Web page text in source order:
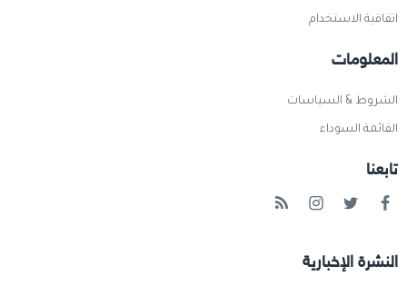
اتفاقية الاستخدام
المعلومات
الشروط & السياسات
القائمة السوداء
تابعنا
النشرة الإخبارية